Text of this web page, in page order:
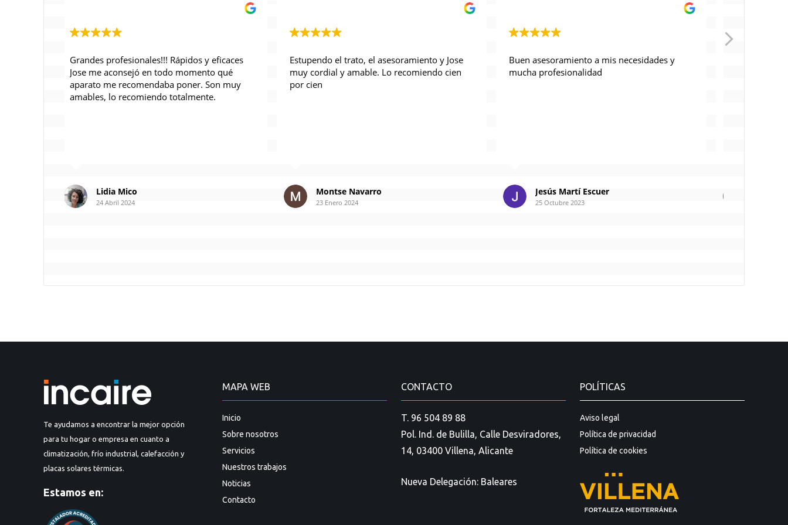
Grandes profesionales!!! Rápidos y eficaces
Jose me aconsejó en todo momento qué
aparato me recomendaba poner. Son muy
amables, lo recomiendo totalmente.
Lidia Mico
24 Abril 2024
Estupendo el trato, el asesoramiento y Jose
muy cordial y amable. Lo recomiendo cien
por cien
Montse Navarro
23 Enero 2024
Buen asesoramiento a mis necesidades y
mucha profesionalidad
Jesús Martí Escuer
25 Octubre 2023
Te ayudamos a encontrar la mejor opción
para tu hogar o empresa en cuanto a
climatización, frío industrial, calefacción y
placas solares térmicas.
Estamos en:
MAPA WEB
Inicio
Sobre nosotros
Servicios
Nuestros trabajos
Noticias
Contacto
CONTACTO
T. 96 504 89 88
Pol. Ind. de Bulilla, Calle Desviradores,
14, 03400 Villena, Alicante
Nueva Delegación: Baleares
POLÍTICAS
Aviso legal
Política de privacidad
Política de cookies